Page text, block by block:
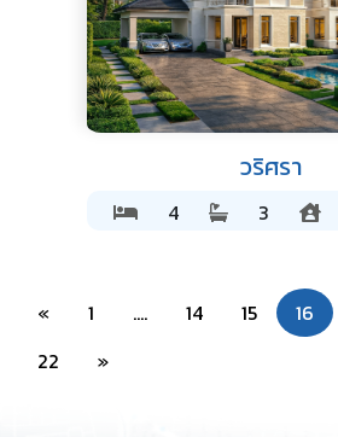
วริศรา
4 3
« 1 .... 14 15 16
22
»